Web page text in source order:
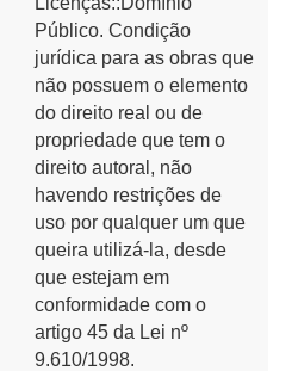
Público. Condição
jurídica para as obras que
não possuem o elemento
do direito real ou de
propriedade que tem o
direito autoral, não
havendo restrições de
uso por qualquer um que
queira utilizá-la, desde
que estejam em
conformidade com o
artigo 45 da Lei nº
9.610/1998.